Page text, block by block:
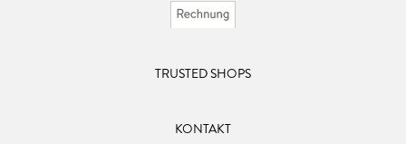
TRUSTED SHOPS
KONTAKT